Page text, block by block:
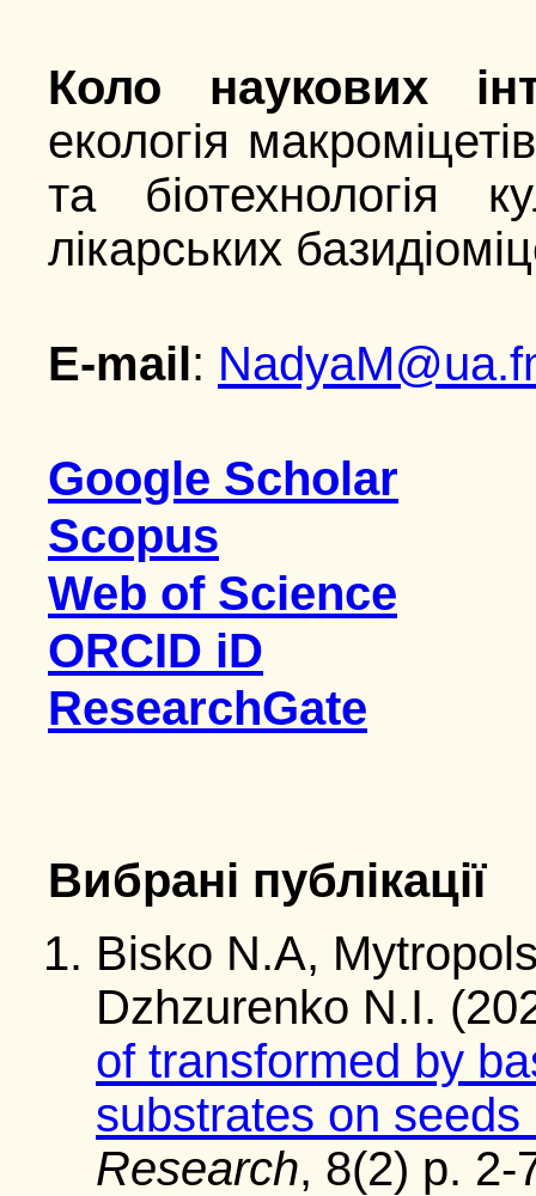
Коло наукових
екологія
та біотехнологія
лікарських
E-mail:
Google Scholar
Scopus
Web of Science
ORCID iD
ResearchGate
Вибрані публікації
Bisko N.A,
Dzhzurenko N.I.
of transformed by
substrates on seeds
Research, 8(2) p. 2-